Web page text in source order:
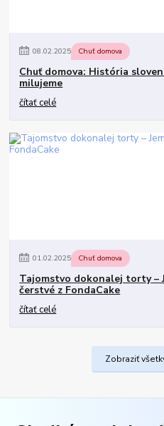
08.02.2025 Chuť domova
Chuť domova: História
milujeme
čítať celé
01.02.2025 Chuť domova
Tajomstvo dokonalej torty –
čerstvé z FondaCake
čítať celé
Zobraziť